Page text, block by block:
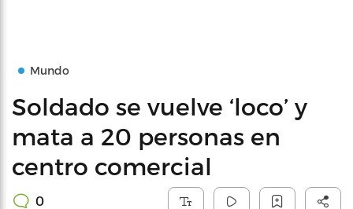
Mundo
Soldado se vuelve ‘loco’ y
mata a 20 personas en
centro comercial
0